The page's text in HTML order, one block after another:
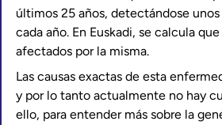
últimos 25 años, detectándose
cada año. En Euskadi, se calcula
afectados por la misma.
Las causas exactas de esta
y por lo tanto actualmente no hay
ello, para entender más sobre la